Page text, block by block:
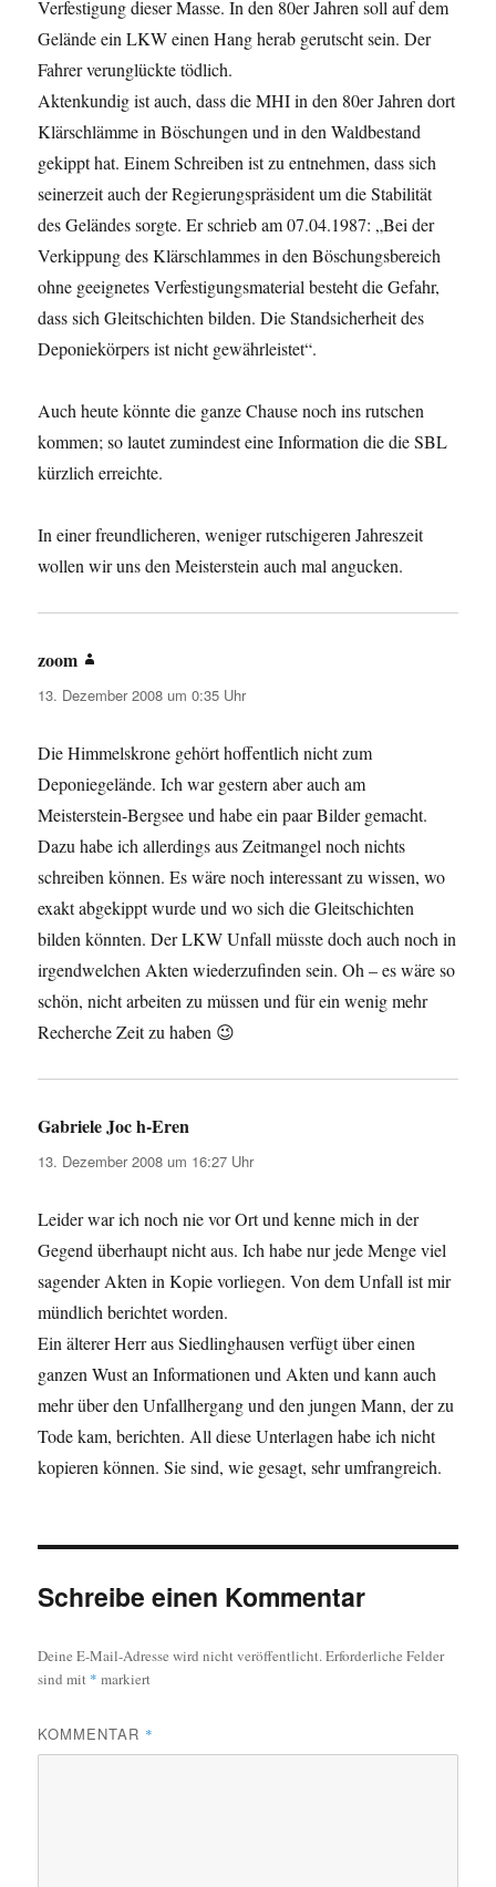
Verfestigung dieser Masse. In den 80er Jahren soll auf dem
Gelände ein LKW einen Hang herab gerutscht sein. Der
Fahrer verunglückte tödlich.
Aktenkundig ist auch, dass die MHI in den 80er Jahren dort
Klärschlämme in Böschungen und in den Waldbestand
gekippt hat. Einem Schreiben ist zu entnehmen, dass sich
seinerzeit auch der Regierungspräsident um die Stabilität
des Geländes sorgte. Er schrieb am 07.04.1987: „Bei der
Verkippung des Klärschlammes in den Böschungsbereich
ohne geeignetes Verfestigungsmaterial besteht die Gefahr,
dass sich Gleitschichten bilden. Die Standsicherheit des
Deponiekörpers ist nicht gewährleistet“.
Auch heute könnte die ganze Chause noch ins rutschen
kommen; so lautet zumindest eine Information die die SBL
kürzlich erreichte.
In einer freundlicheren, weniger rutschigeren Jahreszeit
wollen wir uns den Meisterstein auch mal angucken.
zoom
13. Dezember 2008 um 0:35 Uhr
Die Himmelskrone gehört hoffentlich nicht zum
Deponiegelände. Ich war gestern aber auch am
Meisterstein-Bergsee und habe ein paar Bilder gemacht.
Dazu habe ich allerdings aus Zeitmangel noch nichts
schreiben können. Es wäre noch interessant zu wissen, wo
exakt abgekippt wurde und wo sich die Gleitschichten
bilden könnten. Der LKW Unfall müsste doch auch noch in
irgendwelchen Akten wiederzufinden sein. Oh – es wäre so
schön, nicht arbeiten zu müssen und für ein wenig mehr
Recherche Zeit zu haben 😉
Gabriele Joc h-Eren
13. Dezember 2008 um 16:27 Uhr
Leider war ich noch nie vor Ort und kenne mich in der
Gegend überhaupt nicht aus. Ich habe nur jede Menge viel
sagender Akten in Kopie vorliegen. Von dem Unfall ist mir
mündlich berichtet worden.
Ein älterer Herr aus Siedlinghausen verfügt über einen
ganzen Wust an Informationen und Akten und kann auch
mehr über den Unfallhergang und den jungen Mann, der zu
Tode kam, berichten. All diese Unterlagen habe ich nicht
kopieren können. Sie sind, wie gesagt, sehr umfrangreich.
Schreibe einen Kommentar
Deine E-Mail-Adresse wird nicht veröffentlicht.Erforderliche Felder
sind mit * markiert
KOMMENTAR *